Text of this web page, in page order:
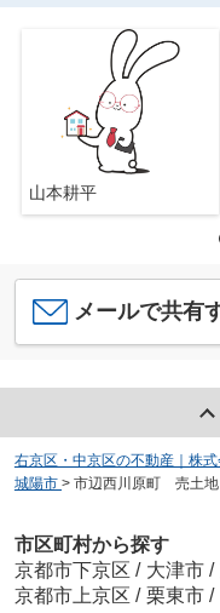
山本耕平
メールで共有
右京区・中京区の不動産｜株
城陽市 > 市辺西川原町 売土地
市区町村から探す
京都市下京区 / 大津市 /
京都市上京区 / 栗東市 /